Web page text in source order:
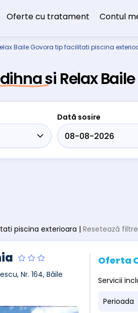
Oferte cu tratament Contul
Baile Govora tip facilitati piscina
si Relax
Dată sosire
piscina exterioara | Resetează
Nr. 164, Băile
Oferta
Servicii
Perioada